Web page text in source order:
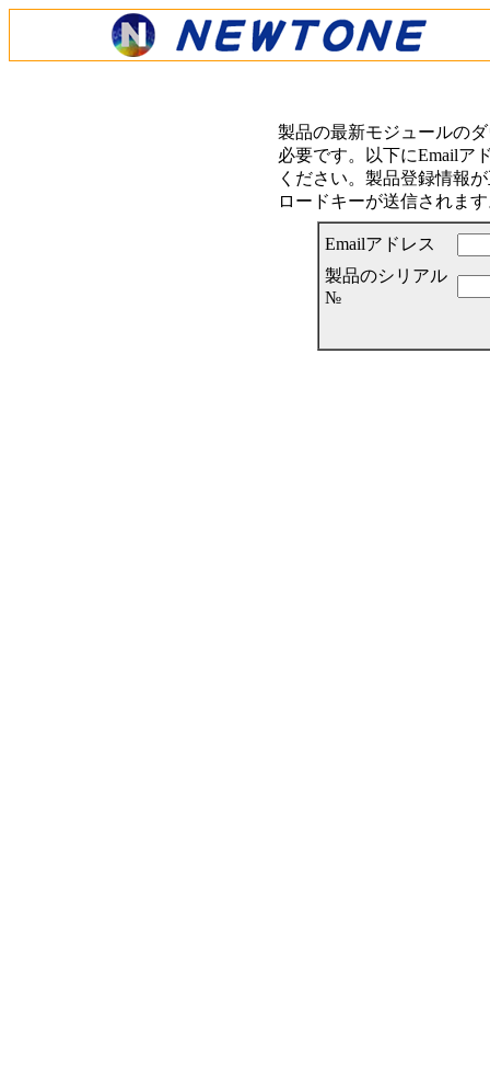
製品の最新モジュールの
必要です。以下にEmailア
ください。製品登録情報
ロードキーが送信されま
Emailアドレス
製品のシリアル
№